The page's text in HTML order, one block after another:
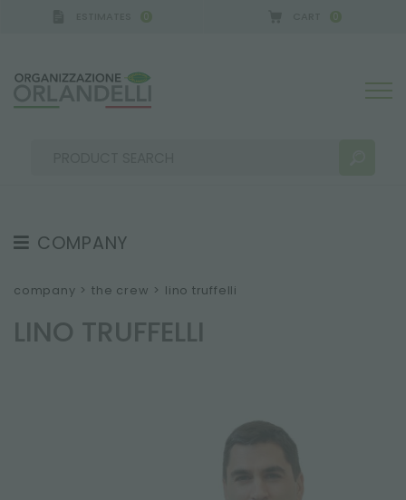
0 0
COMPANY
ABOUT US
company > the crew > lino truffelli
LINO TRUFFELLI